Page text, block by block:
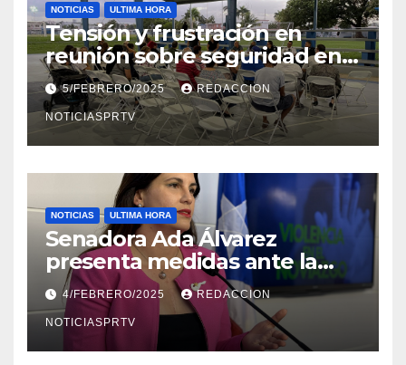
NOTICIAS ULTIMA HORA
Tensión y frustración en
reunión sobre seguridad en
Reparto Metropolitano
5/FEBRERO/2025 REDACCION
NOTICIASPRTV
NOTICIAS ULTIMA HORA
Senadora Ada Álvarez
presenta medidas ante la
violencia en el noviazgo
4/FEBRERO/2025 REDACCION
NOTICIASPRTV